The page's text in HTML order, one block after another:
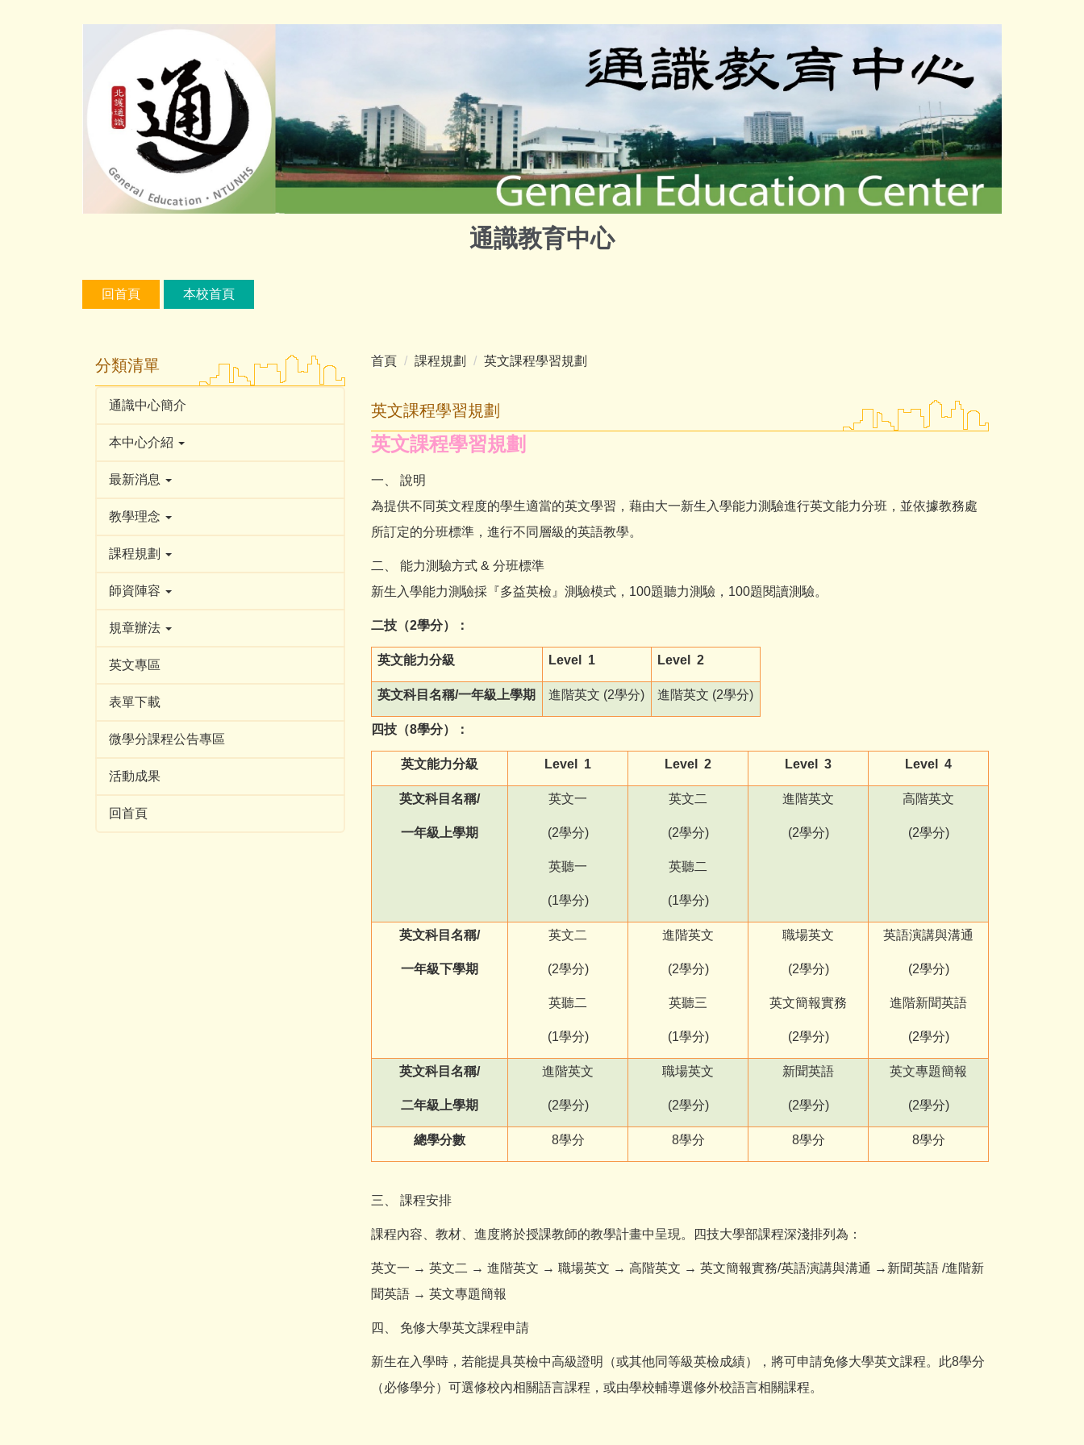
通識教育中心
回首頁 本校首頁
分類清單
通識中心簡介
本中心介紹
最新消息
教學理念
課程規劃
師資陣容
規章辦法
英文專區
表單下載
微學分課程公告專區
活動成果
回首頁
首頁 課程規劃 英文課程學習規劃
英文課程學習規劃
英文課程學習規劃
一、 說明
為提供不同英文程度的學生適當的英文學習，藉由大一新生入學能力測驗進行英文能力分班，並依據教務處
所訂定的分班標準，進行不同層級的英語教學。
二、 能力測驗方式 & 分班標準
新生入學能力測驗採『多益英檢』測驗模式，100題聽力測驗，100題閱讀測驗。
二技（2學分）：
英文能力分級 Level 1 Level 2
英文科目名稱/一年級上學期 進階英文 (2學分) 進階英文 (2學分)
四技（8學分）：
英文能力分級 Level 1 Level 2 Level 3 Level 4
英文科目名稱/
一年級上學期
英文一
(2學分)
英聽一
(1學分)
英文二
(2學分)
英聽二
(1學分)
進階英文
(2學分)
高階英文
(2學分)
英文科目名稱/
一年級下學期
英文二
(2學分)
英聽二
(1學分)
進階英文
(2學分)
英聽三
(1學分)
職場英文
(2學分)
英文簡報實務
(2學分)
英語演講與溝通
(2學分)
進階新聞英語
(2學分)
英文科目名稱/
二年級上學期
進階英文
(2學分)
職場英文
(2學分)
新聞英語
(2學分)
英文專題簡報
(2學分)
總學分數 8學分 8學分 8學分 8學分
三、 課程安排
課程內容、教材、進度將於授課教師的教學計畫中呈現。四技大學部課程深淺排列為：
英文一 → 英文二 → 進階英文 → 職場英文 → 高階英文 → 英文簡報實務/英語演講與溝通 →新聞英語 /進階新
聞英語 → 英文專題簡報
四、 免修大學英文課程申請
新生在入學時，若能提具英檢中高級證明（或其他同等級英檢成績），將可申請免修大學英文課程。此8學分
（必修學分）可選修校內相關語言課程，或由學校輔導選修外校語言相關課程。